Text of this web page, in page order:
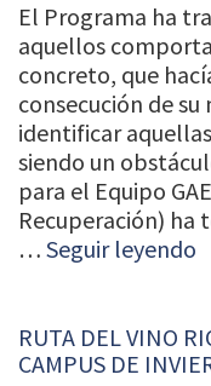
El Programa ha
aquellos
concreto, que
consecución de
identificar
siendo un
para el Equipo
Recuperación)
… Seguir leyendo
RUTA DEL VINO
CAMPUS DE